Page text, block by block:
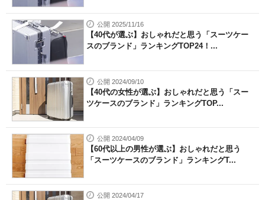
公開 2025/11/16
【40代が選ぶ】おしゃれだと思う「スーツケー
スのブランド」ランキングTOP24！...
公開 2024/09/10
【40代の女性が選ぶ】おしゃれだと思う「スー
ツケースのブランド」ランキングTOP...
公開 2024/04/09
【60代以上の男性が選ぶ】おしゃれだと思う
「スーツケースのブランド」ランキングT...
公開 2024/04/17